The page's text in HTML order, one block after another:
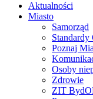
Aktualności
Miasto
Samorząd
Standardy
Poznaj
Osoby
Zdrowie
ZIT